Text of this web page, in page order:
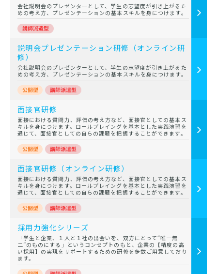
会社説明会のプレゼンターとして、学生の志望度が引き上がるた
めの考え方、プレゼンテーションの基本スキルを身につけます。
説明会プレゼンテーション研修（オンライン研
修）
会社説明会のプレゼンターとして、学生の志望度が引き上がるた
めの考え方、プレゼンテーションの基本スキルを身につけます。
面接官研修
面接における質問力、評価の考え方など、面接官としての基本ス
キルを身につけます。ロールプレイングを基本とした実践演習を
通じて、面接官としての自らの課題を把握することができます。
面接官研修（オンライン研修）
面接における質問力、評価の考え方など、面接官としての基本ス
キルを身につけます。ロールプレイングを基本とした実践演習を
通じて、面接官としての自らの課題を把握することができます。
採用力強化シリーズ
「学生と企業、１人と１社の出会いを、双方にとって“唯一無
二”のものにする」というコンセプトのもと、企業の【精度の高
い採用】の実現をサポートするための研修を多数ご用意しており
ます。